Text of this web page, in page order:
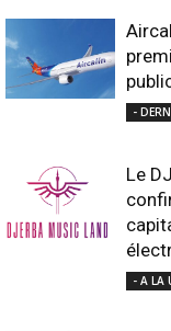
-
Le
- A LA